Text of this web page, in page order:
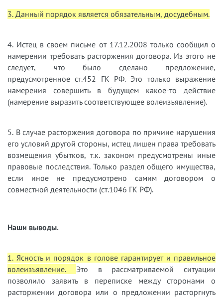
3. Данный порядок является обязательным, досудебным.
4. Истец в своем письме от 17.12.2008 только сообщил о
намерении требовать расторжения договора. Из этого не
следует, что было сделано предложение,
предусмотренное ст.452 ГК РФ. Это только выражение
намерения совершить в будущем какое-то действие
(намерение выразить соответствующее волеизъявление).
5. В случае расторжения договора по причине нарушения
его условий другой стороны, истец лишен права требовать
возмещения убытков, т.к. законом предусмотрены иные
правовые последствия. Только раздел общего имущества,
если иное не предусмотрено самим договором о
совместной деятельности (ст.1046 ГК РФ).
Наши выводы.
1. Ясность и порядок в голове гарантирует и правильное
волеизъявление. Это в рассматриваемой ситуации
позволило заявить в переписке между сторонами о
расторжении договора или о предложении расторгнуть